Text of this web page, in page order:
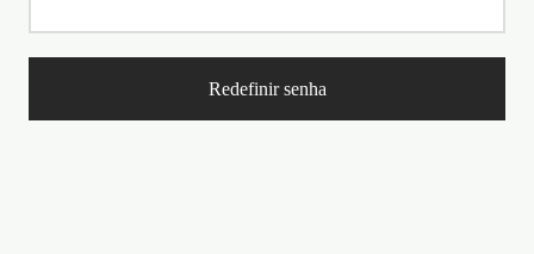
Redefinir senha